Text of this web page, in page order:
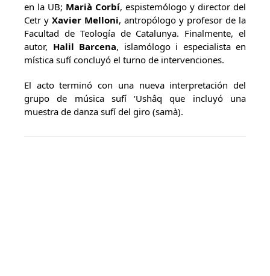
en la UB; Marià Corbí, espistemólogo y director del
Cetr y Xavier Melloni, antropólogo y profesor de la
Facultad de Teología de Catalunya. Finalmente, el
autor, Halil Barcena, islamólogo i especialista en
mística sufí concluyó el turno de intervenciones.
El acto terminó con una nueva interpretación del
grupo de música sufí ‘Ushâq que incluyó una
muestra de danza sufí del giro (samà).